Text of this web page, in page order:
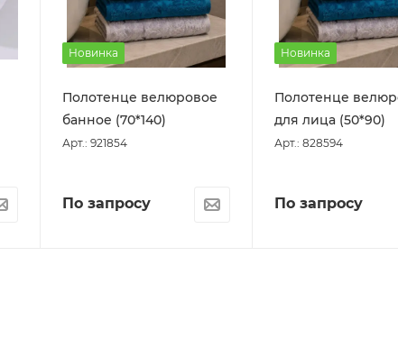
Новинка
Полотенце велюровое
банное (70*140)
Арт.: 921854
По запросу
Новинка
Полотенце
для лица (50*90)
Арт.: 828594
По запросу